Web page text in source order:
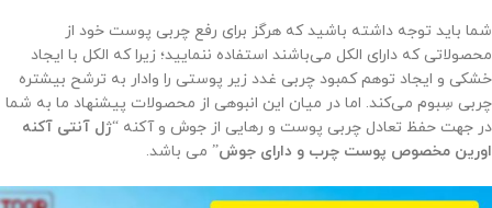
شما باید توجه داشته باشید که هرگز برای رفع چربی پوست خود از
محصولاتی که دارای الکل می‌باشند استفاده ننمایید؛ زیرا که الکل با ایجاد
خشکی و ایجاد توهم کمبود چربی غدد زیر پوستی را وادار به ترشح بیشتره
چربی سِبوم می‌کند. اما در میان این انبوهی از محصولات پیشنهاد ما به شما
در جهت حفظ تعادل چربی پوست و رهایی از جوش و آکنه “ژل آنتی آکنه
اورین مخصوص پوست چرب و دارای جوش” می باشد.